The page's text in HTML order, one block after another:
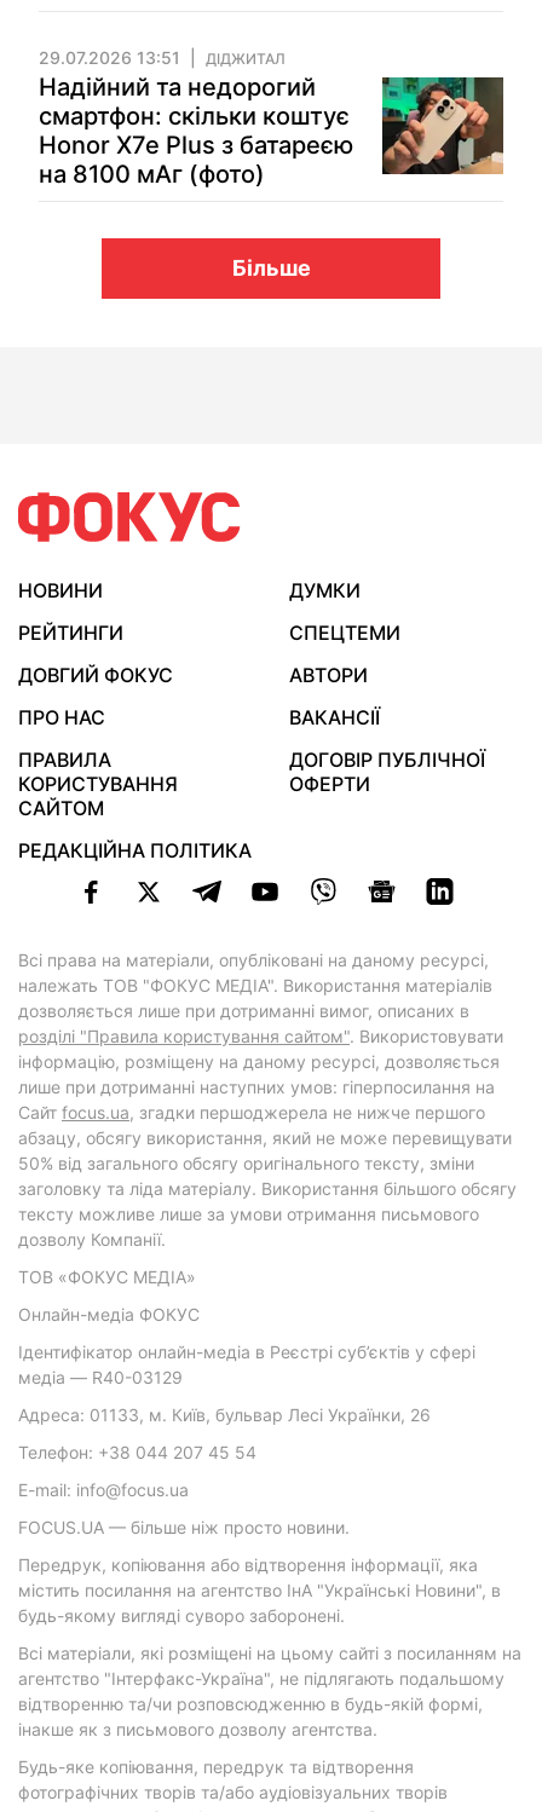
29.07.2026 13:51 ДІДЖИТАЛ
Надійний та недорогий
смартфон: скільки коштує
Honor X7e Plus з батареєю
на 8100 мАг (фото)
Більше
НОВИНИ
ДУМКИ
РЕЙТИНГИ
СПЕЦТЕМИ
ДОВГИЙ ФОКУС
АВТОРИ
ПРО НАС
ВАКАНСІЇ
ПРАВИЛА
КОРИСТУВАННЯ
САЙТОМ
ДОГОВІР ПУБЛІЧНОЇ
ОФЕРТИ
РЕДАКЦІЙНА ПОЛІТИКА
Всі права на матеріали, опубліковані на даному ресурсі,
належать ТОВ "ФОКУС МЕДІА". Використання матеріалів
дозволяється лише при дотриманні вимог, описаних в
розділі "Правила користування сайтом". Використовувати
інформацію, розміщену на даному ресурсі, дозволяється
лише при дотриманні наступних умов: гіперпосилання на
Cайт focus.ua, згадки першоджерела не нижче першого
абзацу, обсягу використання, який не може перевищувати
50% від загального обсягу оригінального тексту, зміни
заголовку та ліда матеріалу. Використання більшого обсягу
тексту можливе лише за умови отримання письмового
дозволу Компанії.
ТОВ «ФОКУС МЕДІА»
Онлайн-медіа ФОКУС
Ідентифікатор онлайн-медіа в Реєстрі суб’єктів у сфері
медіа — R40-03129
Адреса: 01133, м. Київ, бульвар Лесі Українки, 26
Телефон: +38 044 207 45 54
E-mail: info@focus.ua
FOCUS.UA — більше ніж просто новини.
Передрук, копіювання або відтворення інформації, яка
містить посилання на агентство ІнА "Українські Новини", в
будь-якому вигляді суворо заборонені.
Всі матеріали, які розміщені на цьому сайті з посиланням на
агентство "Інтерфакс-Україна", не підлягають подальшому
відтворенню та/чи розповсюдженню в будь-якій формі,
інакше як з письмового дозволу агентства.
Будь-яке копіювання, передрук та відтворення
фотографічних творів та/або аудіовізуальних творів